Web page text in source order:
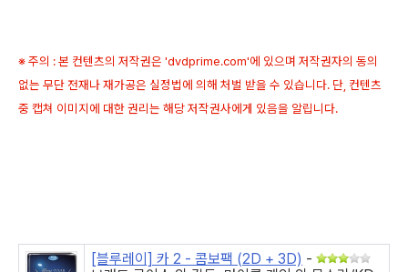
※ 주의 : 본 컨텐츠의 저작권은 'dvdprime.com'에 있으며 저작권자의 동의
없는 무단 전재나 재가공은 실정법에 의해 처벌 받을 수 있습니다. 단, 컨텐츠
중 캡쳐 이미지에 대한 권리는 해당 저작권사에게 있음을 알립니다.
[블루레이] 카 2 - 콤보팩 (2D + 3D) -